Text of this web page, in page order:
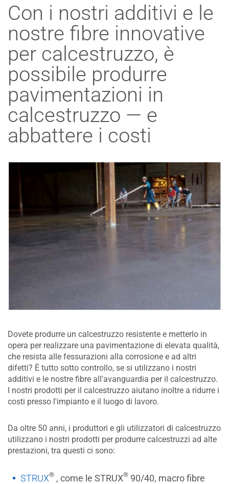
Con i nostri additivi e le
nostre fibre innovative
per calcestruzzo, è
possibile produrre
pavimentazioni in
calcestruzzo — e
abbattere i costi
Dovete produrre un calcestruzzo resistente e metterlo in
opera per realizzare una pavimentazione di elevata qualità,
che resista alle fessurazioni alla corrosione e ad altri
difetti? È tutto sotto controllo, se si utilizzano i nostri
additivi e le nostre fibre all'avanguardia per il calcestruzzo.
I nostri prodotti per il calcestruzzo aiutano inoltre a ridurre i
costi presso l'impianto e il luogo di lavoro.
Da oltre 50 anni, i produttori e gli utilizzatori di calcestruzzo
utilizzano i nostri prodotti per produrre calcestruzzi ad alte
prestazioni, tra questi ci sono:
STRUX® , come le STRUX® 90/40, macro fibre